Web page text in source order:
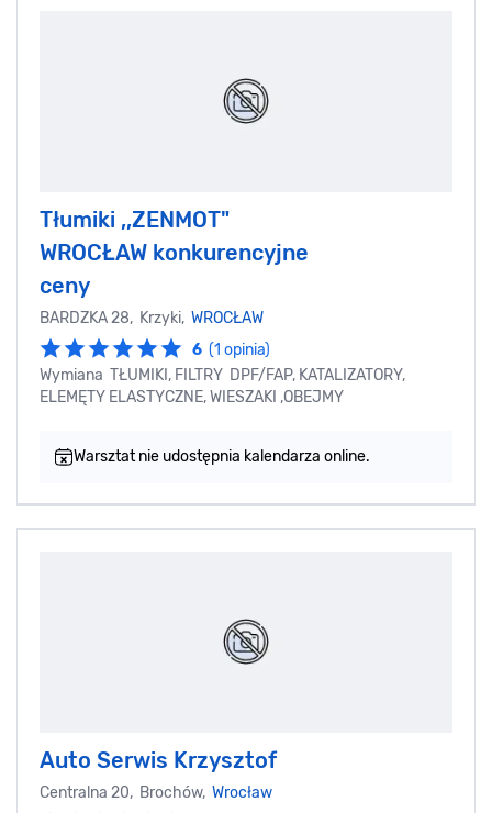
Tłumiki ,,ZENMOT"
WROCŁAW konkurencyjne
ceny
BARDZKA 28, Krzyki, WROCŁAW
6 (1 opinia)
Wymiana TŁUMIKI, FILTRY DPF/FAP, KATALIZATORY,
ELEMĘTY ELASTYCZNE, WIESZAKI ,OBEJMY
Warsztat nie udostępnia kalendarza online.
Auto Serwis Krzysztof
Centralna 20, Brochów, Wrocław